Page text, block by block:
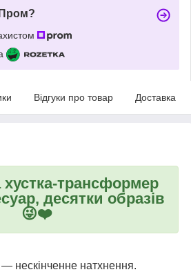
Відгуки про товар Доставка
трансформер
десятки образів
😜❤️
нескінченне натхнення.